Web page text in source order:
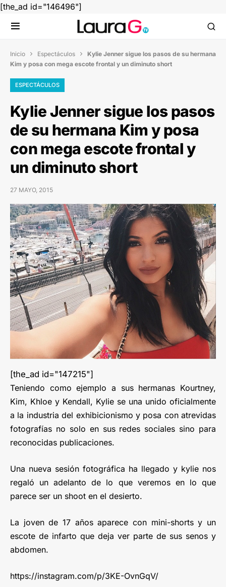
[the_ad id="146496"]
Inicio  Espectáculos  Kylie Jenner sigue los pasos de su hermana
Kim y posa con mega escote frontal y un diminuto short
ESPECTÁCULOS
Kylie Jenner sigue los pasos
de su hermana Kim y posa
con mega escote frontal y
un diminuto short
27 MAYO, 2015
[the_ad id="147215"]
Teniendo como ejemplo a sus hermanas Kourtney,
Kim, Khloe y Kendall, Kylie se una unido oficialmente
a la industria del exhibicionismo y posa con atrevidas
fotografías no solo en sus redes sociales sino para
reconocidas publicaciones.
Una nueva sesión fotográfica ha llegado y kylie nos
regaló un adelanto de lo que veremos en lo que
parece ser un shoot en el desierto.
La joven de 17 años aparece con mini-shorts y un
escote de infarto que deja ver parte de sus senos y
abdomen.
https://instagram.com/p/3KE-OvnGqV/